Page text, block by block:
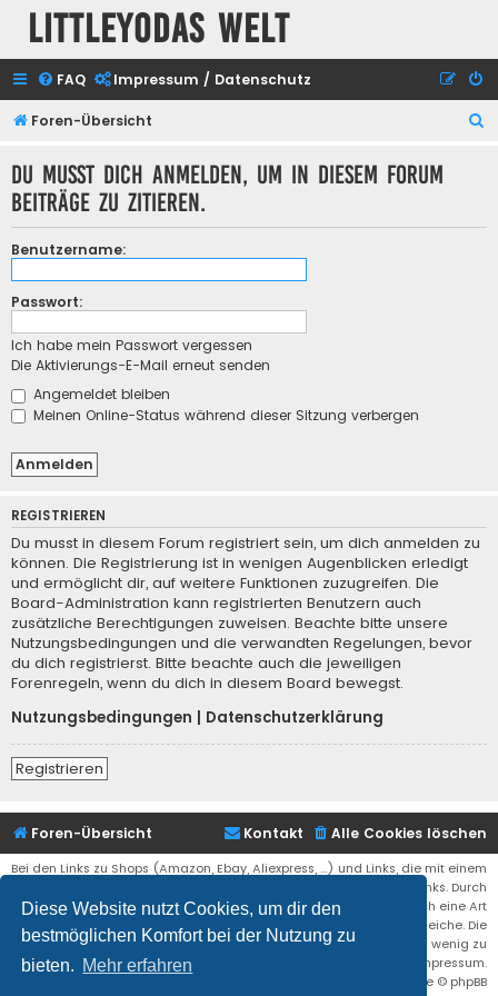
Diese Website nutzt Cookies, um dir den
bestmöglichen Komfort bei der Nutzung zu
bieten. Mehr erfahren
Littleyodas Welt
FAQ Impressum / Datenschutz
Foren-Übersicht
Du musst dich anmelden, um in diesem Forum
Beiträge zu zitieren.
Benutzername:
Passwort:
Ich habe mein Passwort vergessen
Die Aktivierungs-E-Mail erneut senden
Angemeldet bleiben
Meinen Online-Status während dieser Sitzung verbergen
REGISTRIEREN
Du musst in diesem Forum registriert sein, um dich anmelden zu
können. Die Registrierung ist in wenigen Augenblicken erledigt
und ermöglicht dir, auf weitere Funktionen zuzugreifen. Die
Board-Administration kann registrierten Benutzern auch
zusätzliche Berechtigungen zuweisen. Beachte bitte unsere
Nutzungsbedingungen und die verwandten Regelungen, bevor
du dich registrierst. Bitte beachte auch die jeweiligen
Forenregeln, wenn du dich in diesem Board bewegst.
Nutzungsbedingungen
Datenschutzerklärung
Registrieren
Foren-Übersicht Alle Cookies löschen
Kontakt
Bei den Links zu Shops (Amazon, Ebay, Aliexpress, ...) und Links, die mit einem
Stern (*) markiert sind, kann es sich um sogenannte Affiliate Links. Durch
den Kauf eines Produktes über einen Affiliate Link erhälte ich eine Art
Umsatzbeteiligung gutgeschrieben. Für euch bleibt der Preis der gleiche. Die
Einnahmen helfen die Hostgebühren für diese Webseite ein wenig zu
reduzieren. Siehe auch das Impressum.
® Forum Software © phpBB